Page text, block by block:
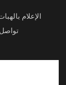
الإعلام
تواصل